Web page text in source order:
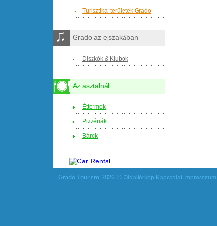
Turisztikai területek Grado
Grado az ejszakában
Diszkók & Klubok
Az asztalnál
Éttermek
Pizzériák
Bárok
Grado Tourism 2026 © Oldaltérkép Kapcsolat Impresszum